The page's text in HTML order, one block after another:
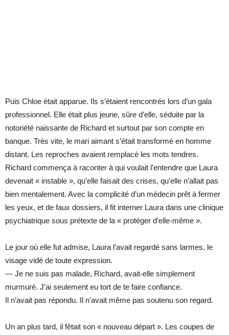
Puis Chloe était apparue. Ils s’étaient rencontrés lors d’un gala
professionnel. Elle était plus jeune, sûre d’elle, séduite par la
notoriété naissante de Richard et surtout par son compte en
banque. Très vite, le mari aimant s’était transformé en homme
distant. Les reproches avaient remplacé les mots tendres.
Richard commença à raconter à qui voulait l’entendre que Laura
devenait « instable », qu’elle faisait des crises, qu’elle n’allait pas
bien mentalement. Avec la complicité d’un médecin prêt à fermer
les yeux, et de faux dossiers, il fit interner Laura dans une clinique
psychiatrique sous prétexte de la « protéger d’elle-même ».
Le jour où elle fut admise, Laura l’avait regardé sans larmes, le
visage vidé de toute expression.
— Je ne suis pas malade, Richard, avait-elle simplement
murmuré. J’ai seulement eu tort de te faire confiance.
Il n’avait pas répondu. Il n’avait même pas soutenu son regard.
Un an plus tard, il fêtait son « nouveau départ ». Les coupes de